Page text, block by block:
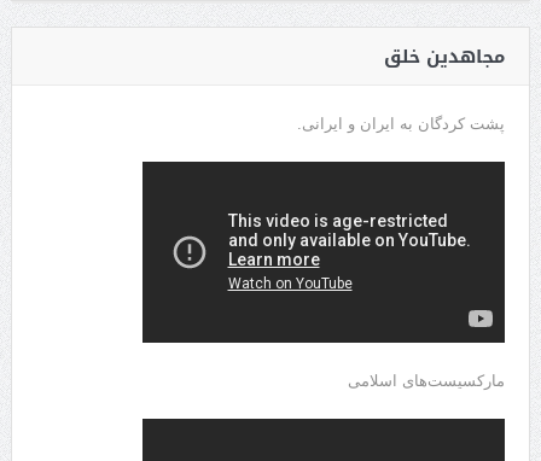
مجاهدین خلق
پشت کردگان به ایران و ایرانی.
مارکسیست‌های اسلامی